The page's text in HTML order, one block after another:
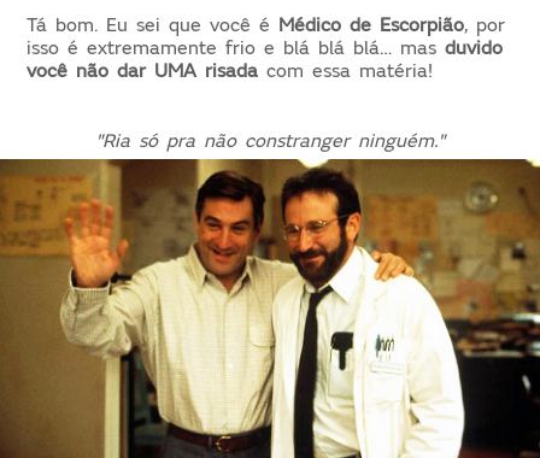
Tá bom. Eu sei que você é Médico de Escorpião, por
isso é extremamente frio e blá blá blá… masduvido
você não dar UMA risada com essa matéria!
"Ria só pra não constranger ninguém."